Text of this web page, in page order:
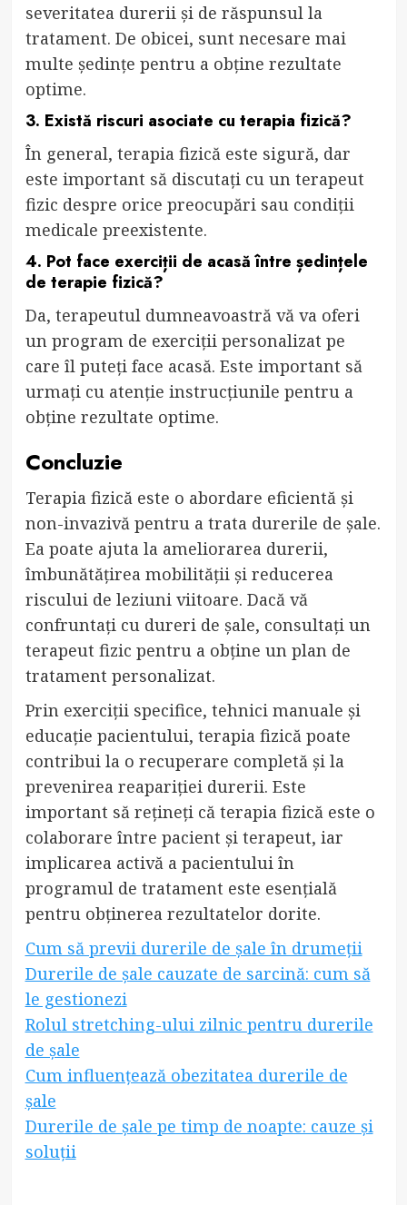
severitatea durerii și de răspunsul la
tratament. De obicei, sunt necesare mai
multe ședințe pentru a obține rezultate
optime.
3. Există riscuri asociate cu terapia fizică?
În general, terapia fizică este sigură, dar
este important să discutați cu un terapeut
fizic despre orice preocupări sau condiții
medicale preexistente.
4. Pot face exerciții de acasă între ședințele
de terapie fizică?
Da, terapeutul dumneavoastră vă va oferi
un program de exerciții personalizat pe
care îl puteți face acasă. Este important să
urmați cu atenție instrucțiunile pentru a
obține rezultate optime.
Concluzie
Terapia fizică este o abordare eficientă și
non-invazivă pentru a trata durerile de șale.
Ea poate ajuta la ameliorarea durerii,
îmbunătățirea mobilității și reducerea
riscului de leziuni viitoare. Dacă vă
confruntați cu dureri de șale, consultați un
terapeut fizic pentru a obține un plan de
tratament personalizat.
Prin exerciții specifice, tehnici manuale și
educație pacientului, terapia fizică poate
contribui la o recuperare completă și la
prevenirea reapariției durerii. Este
important să rețineți că terapia fizică este o
colaborare între pacient și terapeut, iar
implicarea activă a pacientului în
programul de tratament este esențială
pentru obținerea rezultatelor dorite.
Cum să previi durerile de șale în drumeții
Durerile de șale cauzate de sarcină: cum să
le gestionezi
Rolul stretching-ului zilnic pentru durerile
de șale
Cum influențează obezitatea durerile de
șale
Durerile de șale pe timp de noapte: cauze și
soluții